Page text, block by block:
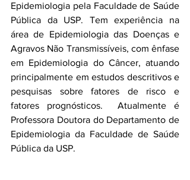
Epidemiologia pela Faculdade de Saúde
Pública da USP. Tem experiência na
área de Epidemiologia das Doenças e
Agravos Não Transmissíveis, com ênfase
em Epidemiologia do Câncer, atuando
principalmente em estudos descritivos e
pesquisas sobre fatores de risco e
fatores prognósticos.  Atualmente é
Professora Doutora do Departamento de
Epidemiologia da Faculdade de Saúde
Pública da USP.